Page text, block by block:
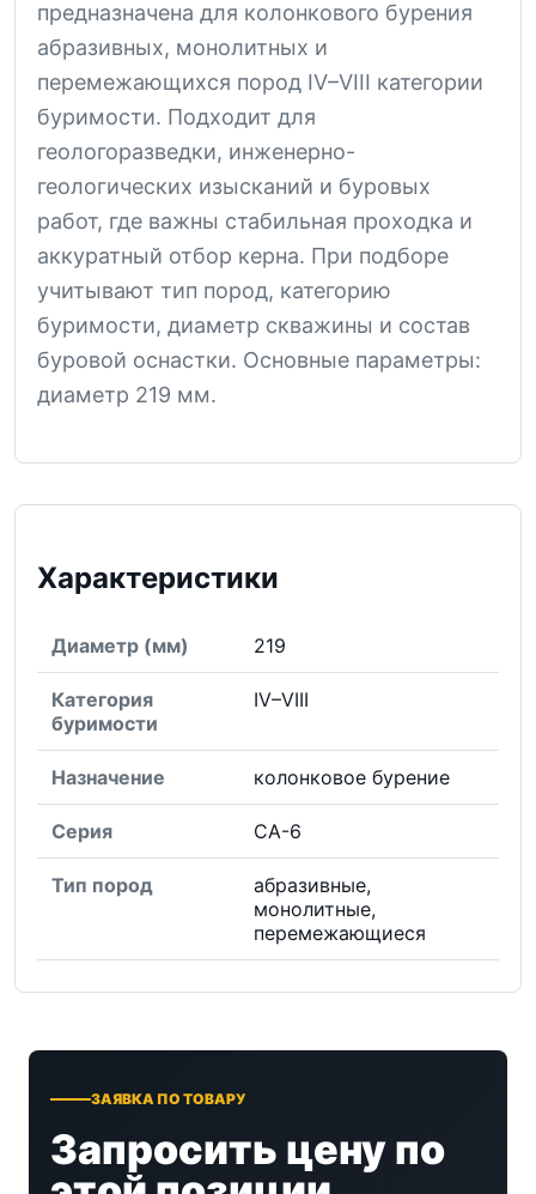
предназначена для колонкового бурения
абразивных, монолитных и
перемежающихся пород IV–VIII категории
буримости. Подходит для
геологоразведки, инженерно-
геологических изысканий и буровых
работ, где важны стабильная проходка и
аккуратный отбор керна. При подборе
учитывают тип пород, категорию
буримости, диаметр скважины и состав
буровой оснастки. Основные параметры:
диаметр 219 мм.
Характеристики
Диаметр (мм) 219
Категория
буримости
IV–VIII
Назначение колонковое бурение
Серия СА-6
Тип пород
абразивные,
монолитные,
перемежающиеся
ЗАЯВКА ПО ТОВАРУ
Запросить цену по